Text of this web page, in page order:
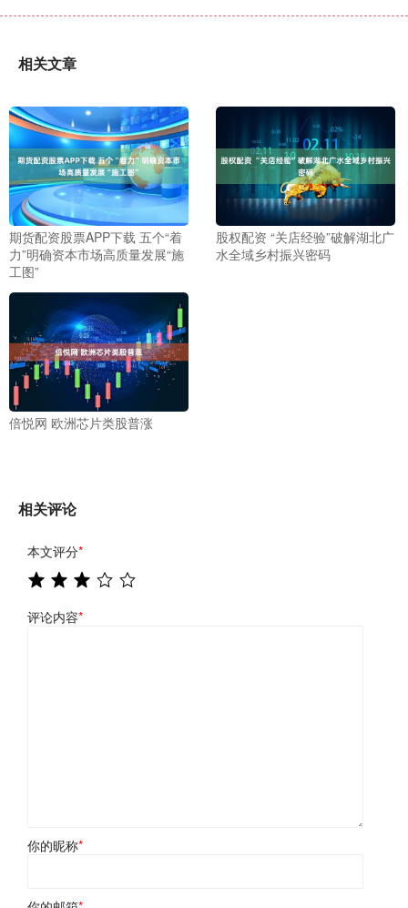
相关文章
期货配资股票APP下载 五个“着
力”明确资本市场高质量发展“施
工图”
股权配资 “关店经验”破解湖北广
水全域乡村振兴密码
倍悦网 欧洲芯片类股普涨
相关评论
本文评分*
评论内容*
你的昵称*